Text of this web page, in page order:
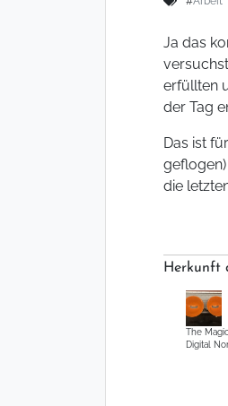
Ja das
erfüllten
der Tag
Das ist
die
Herkunft
The
Digital